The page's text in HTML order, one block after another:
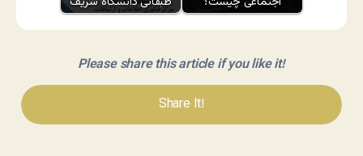
Please share this article if you like it!
Share It!